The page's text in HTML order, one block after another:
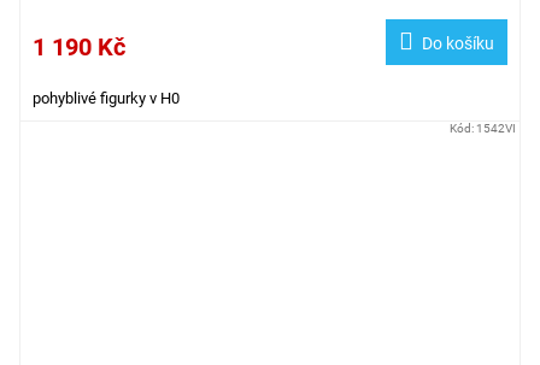
1 190 Kč Do košíku
pohyblivé figurky v H0
Kód: 1542VI